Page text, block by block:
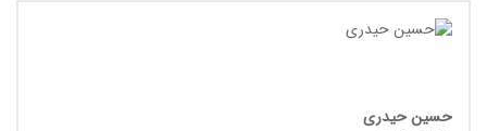
حسین حیدری